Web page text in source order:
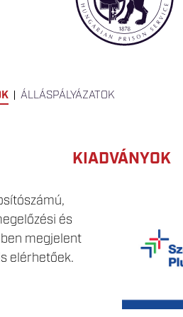
ÁLLÁSPÁLYÁZATOK
KIADVÁNYOK
és
megjelent
elérhetőek.